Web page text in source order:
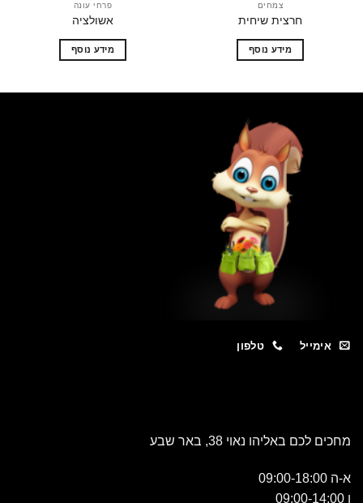
חרצית שיחית
מידע נוסף
פרחי עונה
אשולציה
מידע נוסף
טלפון
באליהו נאוי 38, באר שבע